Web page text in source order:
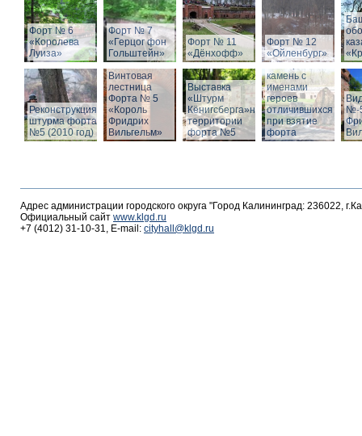
Форт № 6
«Королева
Луиза»
Форт № 7
«Герцог фон
Гольштейн»
Форт № 11
«Дёнхофф»
Форт № 12
«Ойленбург»
Реконструкция
штурма форта
№5 (2010 год)
Винтовая
лестница
Форта № 5
«Король
Фридрих
Вильгельм»
Выставка
«Штурм
Кёнигсберга»на
территории
форта №5
Мемориальный
камень с
именами
героев
отличившихся
при взятие
форта
№-
Адрес администрации городского округа "Город Калининград: 236022,
Официальный сайт www.klgd.ru
+7 (4012) 31-10-31, E-mail: cityhall@klgd.ru